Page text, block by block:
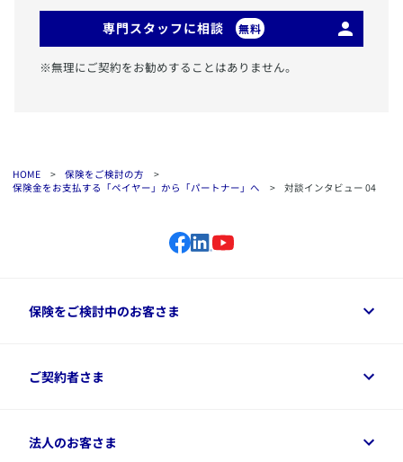
専門スタッフに相談 無料
※無理にご契約をお勧めすることはありません。
HOME > 保険をご検討の方
>
保険金をお支払する「ペイヤー」から「パートナー」へ
> 対談インタビュー 04
保険をご検討中のお客さま
保険をご検討中のお客さまトップ
資料請求
ご契約者さま
ご契約者さまトップ
法人のお客さま